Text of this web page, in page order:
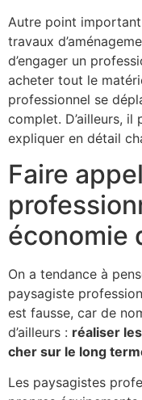
Autre point
travaux
d’engager un
acheter tout le
professionnel se
complet. D’ailleurs,
expliquer en détail
Faire
économie
On a tendance à
paysagiste
est fausse, car de
d’ailleurs : réaliser
cher sur le long
Les paysagistes